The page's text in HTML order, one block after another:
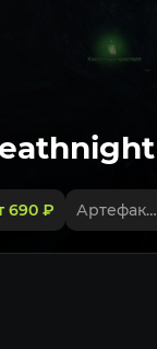
690₽ Артефакты